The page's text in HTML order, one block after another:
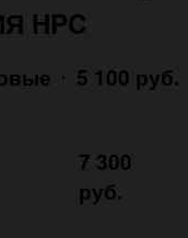
HPC
5 100 руб.
7 300
руб.